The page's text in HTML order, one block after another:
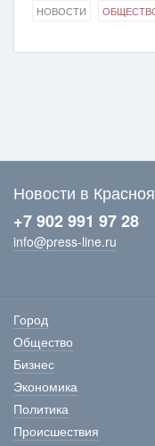
НОВОСТИ
Новости в
+7 902 991 97 28
info@press-line.ru
Город
Общество
Бизнес
Экономика
Политика
Происшествия